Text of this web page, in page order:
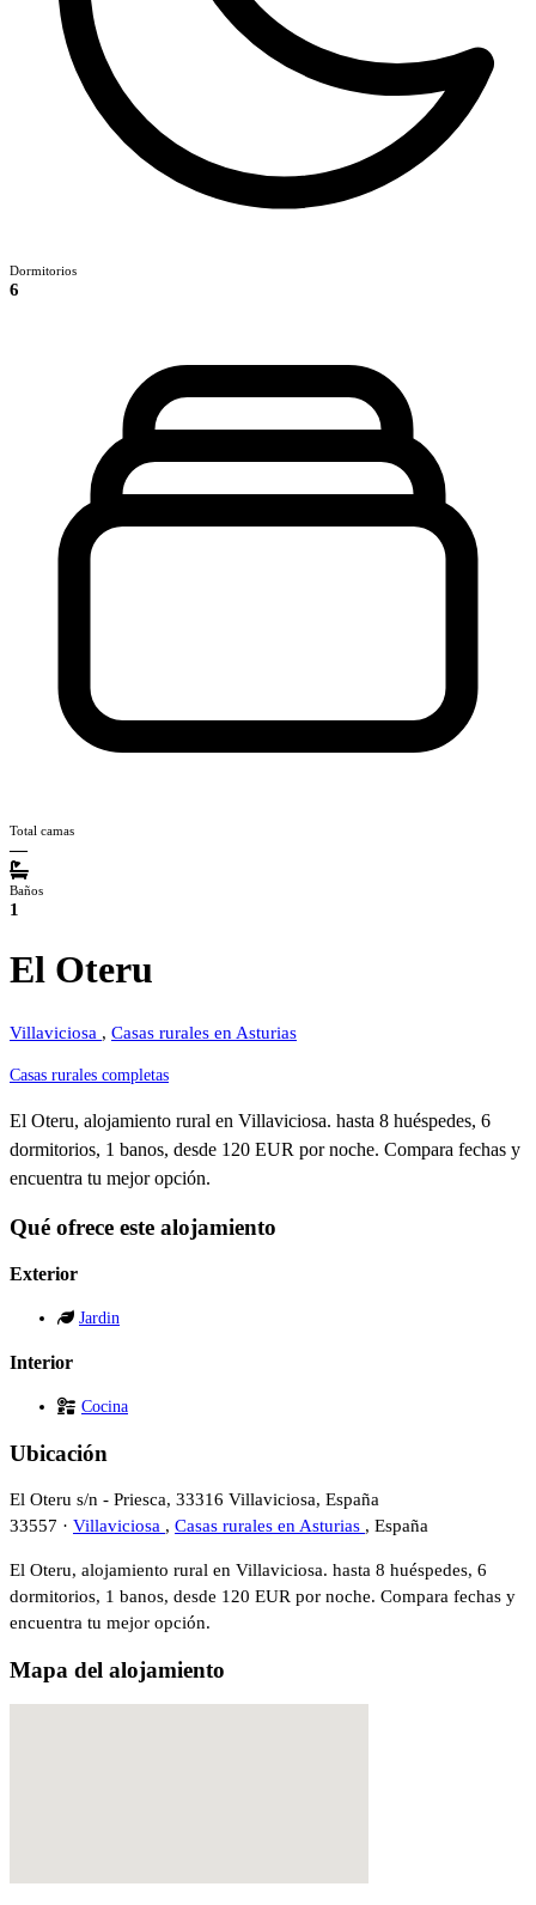
Dormitorios
6
Total camas
—
Baños
1
El Oteru
Villaviciosa , Casas rurales en Asturias
Casas rurales completas
El Oteru, alojamiento rural en Villaviciosa. hasta 8 huéspedes, 6
dormitorios, 1 banos, desde 120 EUR por noche. Compara fechas y
encuentra tu mejor opción.
Qué ofrece este alojamiento
Exterior
Jardin
Interior
Cocina
Ubicación
El Oteru s/n - Priesca, 33316 Villaviciosa, España
33557 · Villaviciosa , Casas rurales en Asturias , España
El Oteru, alojamiento rural en Villaviciosa. hasta 8 huéspedes, 6
dormitorios, 1 banos, desde 120 EUR por noche. Compara fechas y
encuentra tu mejor opción.
Mapa del alojamiento